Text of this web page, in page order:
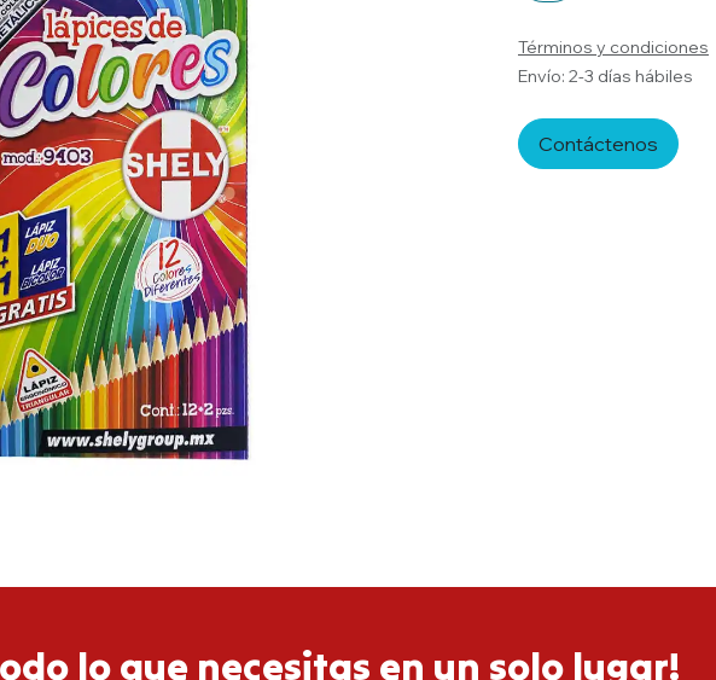
Términos y condiciones
Envío: 2-3 días hábiles
Contáctenos
lo que necesitas en un solo lugar!